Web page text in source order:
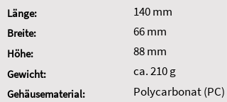
Länge:
Breite:
Höhe:
Gewicht:
Gehäusematerial:
140 mm
66 mm
88 mm
ca. 210 g
Polycarbonat (PC)